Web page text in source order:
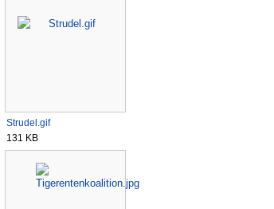
Strudel.gif
131 KB